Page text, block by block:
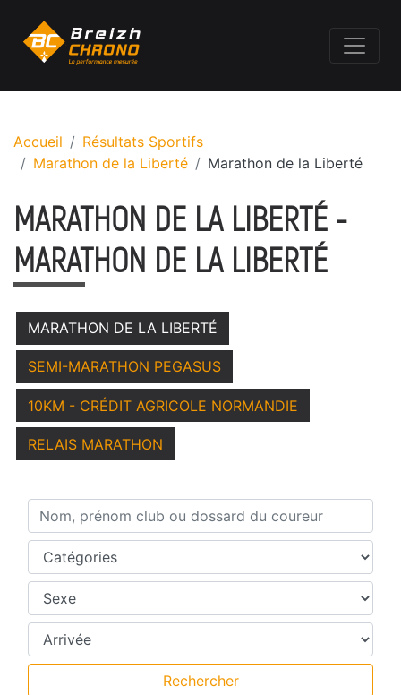
Accueil
Résultats Sportifs
Marathon de la Liberté
Marathon de la Liberté
MARATHON DE LA LIBERTÉ -
MARATHON DE LA LIBERTÉ
MARATHON DE LA LIBERTÉ
SEMI-MARATHON PEGASUS
10KM - CRÉDIT AGRICOLE NORMANDIE
RELAIS MARATHON
Nom, prénom club ou dossard du coureur
Catégories
Sexe
Temps intermédiaires
Rechercher